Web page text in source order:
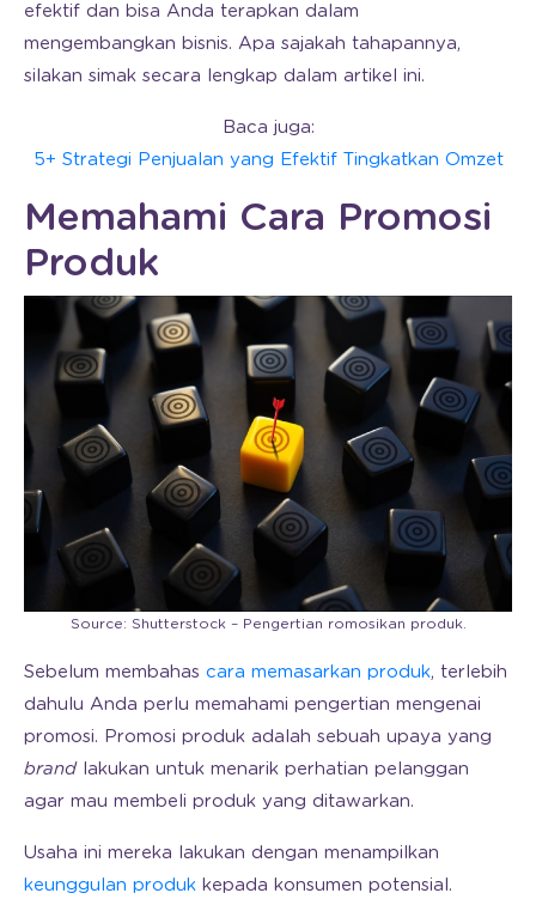
efektif dan bisa Anda terapkan dalam
mengembangkan bisnis. Apa sajakah tahapannya,
silakan simak secara lengkap dalam artikel ini.
Baca juga:
5+ Strategi Penjualan yang Efektif Tingkatkan Omzet
Memahami Cara Promosi
Produk
Source: Shutterstock – Pengertian romosikan produk.
Sebelum membahas cara memasarkan produk, terlebih
dahulu Anda perlu memahami pengertian mengenai
promosi. Promosi produk adalah sebuah upaya yang
brand lakukan untuk menarik perhatian pelanggan
agar mau membeli produk yang ditawarkan.
Usaha ini mereka lakukan dengan menampilkan
keunggulan produk kepada konsumen potensial.